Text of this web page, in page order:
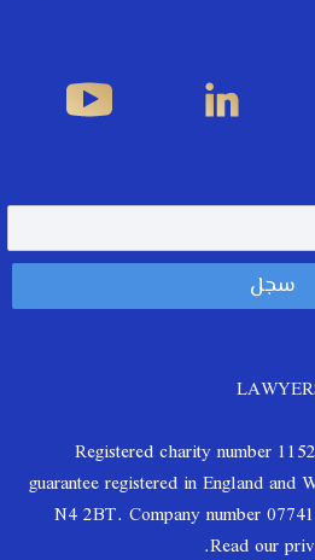
Registered charity number
guarantee registered in England
N4 2BT. Company number
Read our
.